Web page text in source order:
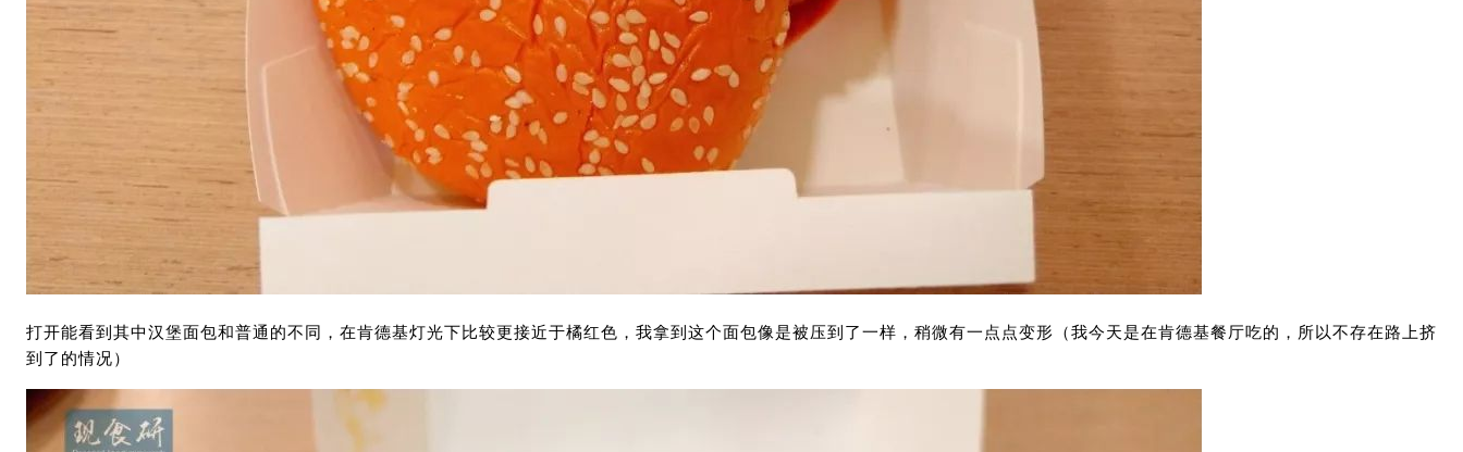
打开能看到其中汉堡面包和普通的不同，在肯德基灯光下比较更接近于橘红色，我拿到这个面包像是被压到了一样，稍微有一点点变形（我今天是在肯德基餐厅吃的，所以不存在路上挤
到了的情况）